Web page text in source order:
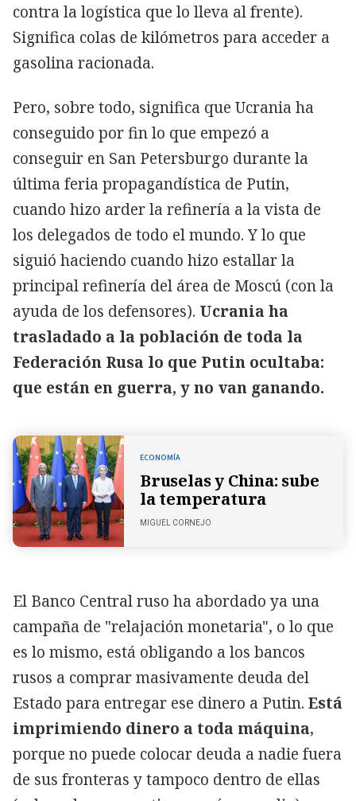
contra la logística que lo lleva al frente).
Significa colas de kilómetros para acceder a
gasolina racionada.
Pero, sobre todo, significa que Ucrania ha
conseguido por fin lo que empezó a
conseguir en San Petersburgo durante la
última feria propagandística de Putin,
cuando hizo arder la refinería a la vista de
los delegados de todo el mundo. Y lo que
siguió haciendo cuando hizo estallar la
principal refinería del área de Moscú (con la
ayuda de los defensores). Ucrania ha
trasladado a la población de toda la
Federación Rusa lo que Putin ocultaba:
que están en guerra, y no van ganando.
ECONOMÍA
Bruselas y China: sube
la temperatura
MIGUEL CORNEJO
El Banco Central ruso ha abordado ya una
campaña de "relajación monetaria", o lo que
es lo mismo, está obligando a los bancos
rusos a comprar masivamente deuda del
Estado para entregar ese dinero a Putin. Está
imprimiendo dinero a toda máquina,
porque no puede colocar deuda a nadie fuera
de sus fronteras y tampoco dentro de ellas